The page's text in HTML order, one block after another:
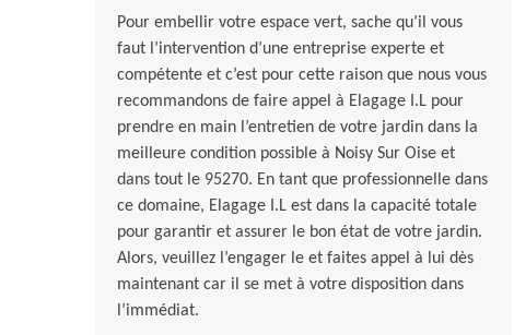
Pour embellir votre espace vert, sache qu’il vous
faut l’intervention d’une entreprise experte et
compétente et c’est pour cette raison que nous vous
recommandons de faire appel à Elagage I.L pour
prendre en main l’entretien de votre jardin dans la
meilleure condition possible à Noisy Sur Oise et
dans tout le 95270. En tant que professionnelle dans
ce domaine, Elagage I.L est dans la capacité totale
pour garantir et assurer le bon état de votre jardin.
Alors, veuillez l’engager le et faites appel à lui dès
maintenant car il se met à votre disposition dans
l’immédiat.